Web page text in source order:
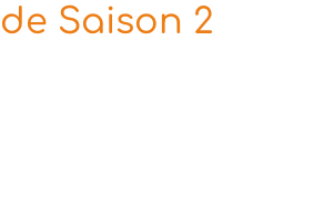
Saison 2